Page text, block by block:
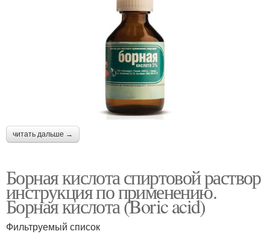
читать дальше →
Борная кислота спиртовой раствор
инструкция по применению.
Борная кислота (Boric acid)
Фильтруемый список